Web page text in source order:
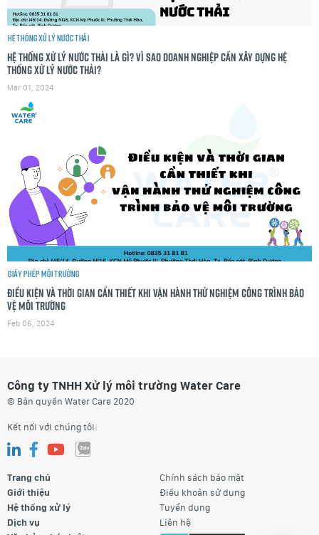
Hệ thống xử lý nước thải
Hệ thống xử lý nước thải là gì? Vì sao doanh nghiệp cần xây dựng hệ
thống xử lý nước thải?
Mar 01, 2024
Giấy phép môi trường
Điều kiện và thời gian cần thiết khi vận hành thử nghiệm công trình bảo
vệ môi trường
Feb 06, 2024
Công ty TNHH Xử lý môi trường Water Care
© Bản quyền Water Care 2020
Kết nối với chúng tôi:
Trang chủ
Giới thiệu
Hệ thống xử lý
Dịch vụ
Chính sách bảo mật
Điều khoản sử dụng
Tuyển dụng
Liên hệ